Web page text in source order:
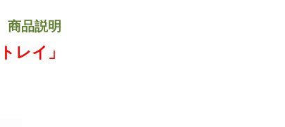
商品説明
レイ」